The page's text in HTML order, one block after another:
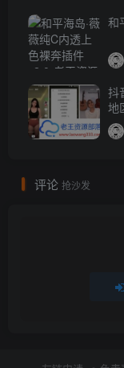
和
抖
地
评论 抢沙发